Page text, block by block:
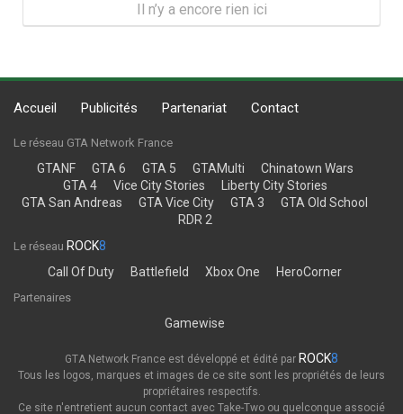
Il n’y a encore rien ici
Accueil Publicités Partenariat Contact
Le réseau GTA Network France
GTANF GTA 6 GTA 5 GTAMulti
Chinatown Wars
GTA 4
Vice City Stories
Liberty City Stories
GTA San Andreas
GTA Vice City GTA 3
GTA Old School
RDR 2
Le réseau ROCK8
Call Of Duty
Battlefield Xbox One HeroCorner
Partenaires
Gamewise
GTA Network France est développé et édité par ROCK8
Tous les logos, marques et images de ce site sont les propriétés de leurs
propriétaires respectifs.
Ce site n'entretient aucun contact avec Take-Two ou quelconque associé